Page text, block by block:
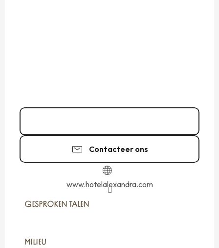
Contacteer ons
www.hotelalexandra.com
GESPROKEN TALEN
GESPROKEN TALEN
MILIEU
MILIEU